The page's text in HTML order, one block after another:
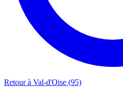
Retour à Val-d'Oise (95)